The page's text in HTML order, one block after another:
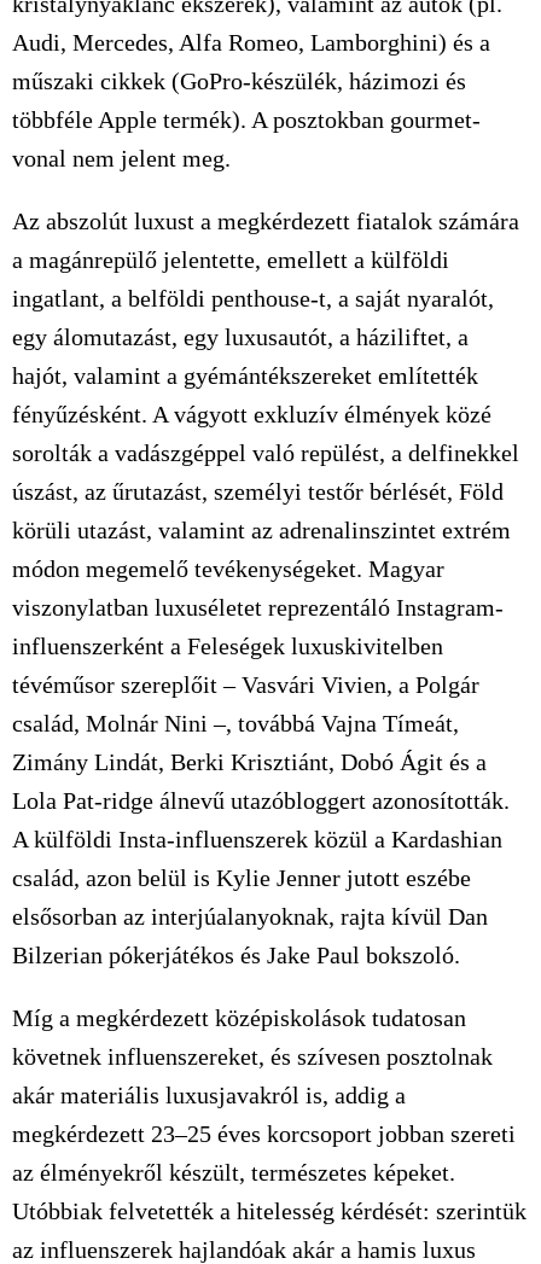
Audi, Mercedes, Alfa Romeo, Lamborghini) és a
műszaki cikkek (GoPro-készülék, házimozi és
többféle Apple termék). A posztokban gourmet-
vonal nem jelent meg.
Az abszolút luxust a megkérdezett fiatalok számára
a magánrepülő jelentette, emellett a külföldi
ingatlant, a belföldi penthouse-t, a saját nyaralót,
egy álomutazást, egy luxusautót, a háziliftet, a
hajót, valamint a gyémántékszereket említették
fényűzésként. A vágyott exkluzív élmények közé
sorolták a vadászgéppel való repülést, a delfinekkel
úszást, az űrutazást, személyi testőr bérlését, Föld
körüli utazást, valamint az adrenalinszintet extrém
módon megemelő tevékenységeket. Magyar
viszonylatban luxuséletet reprezentáló Instagram-
influenszerként a Feleségek luxuskivitelben
tévéműsor szereplőit – Vasvári Vivien, a Polgár
család, Molnár Nini –, továbbá Vajna Tímeát,
Zimány Lindát, Berki Krisztiánt, Dobó Ágit és a
Lola Pat-ridge álnevű utazóbloggert azonosították.
A külföldi Insta-influenszerek közül a Kardashian
család, azon belül is Kylie Jenner jutott eszébe
elsősorban az interjúalanyoknak, rajta kívül Dan
Bilzerian pókerjátékos és Jake Paul bokszoló.
Míg a megkérdezett középiskolások tudatosan
követnek influenszereket, és szívesen posztolnak
akár materiális luxusjavakról is, addig a
megkérdezett 23–25 éves korcsoport jobban szereti
az élményekről készült, természetes képeket.
Utóbbiak felvetették a hitelesség kérdését: szerintük
az influenszerek hajlandóak akár a hamis luxus